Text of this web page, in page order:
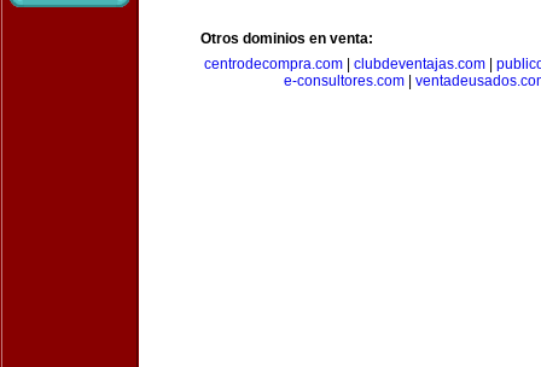
Otros dominios en venta:
centrodecompra.com| clubdeventajas.com|
e-consultores.com|